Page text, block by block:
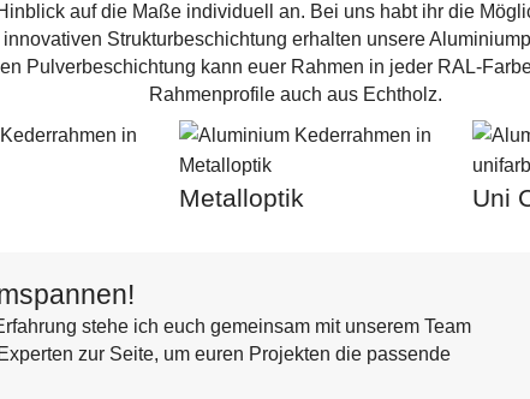
auf die Maße individuell an. Bei uns habt ihr die
Strukturbeschichtung erhalten unsere
Pulverbeschichtung kann euer Rahmen in jeder RAL-
Rahmenprofile auch aus Echtholz.
Metalloptik Uni
stehe ich euch gemeinsam mit unserem Team
zur Seite, um euren Projekten die passende